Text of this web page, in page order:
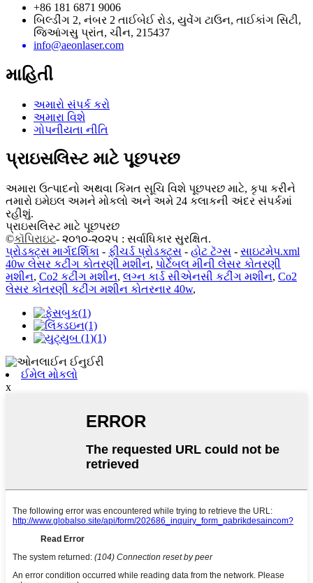
+86 181 6871 9006
બિલ્ડીંગ 2, નંબર 2 તાઈબેઈ રોડ, યુવેંગ ટાઉન, તાઈકાંગ સિટી,
જિઆંગસુ પ્રાંત, ચીન, 215437
info@aeonlaser.com
માહિતી
અમારો સંપર્ક કરો
અમારા વિશે
ગોપનીયતા નીતિ
પ્રાઇસલિસ્ટ માટે પૂછપરછ
અમારા ઉત્પાદનો અથવા કિંમત સૂચિ વિશે પૂછપરછ માટે, કૃપા કરીને
તમારો ઇમેઇલ અમને મોકલો અને અમે 24 કલાકની અંદર સંપર્કમાં
રહીશું.
પ્રાઇસલિસ્ટ માટે પૂછપરછ
©કૉપિરાઇટ- ૨૦૧૦-૨૦૨૫ : સર્વાધિકાર સુરક્ષિત.
પ્રોડક્ટ્સ માર્ગદર્શિકા - ફીચર્ડ પ્રોડક્ટ્સ - હોટ ટૅગ્સ - સાઇટમેપ.xml
40w લેસર કટીંગ કોતરણી મશીન, પોર્ટેબલ મીની લેસર કોતરણી
મશીન, Co2 કટીંગ મશીન, લગ્ન કાર્ડ સીએનસી કટીંગ મશીન, Co2
લેસર કોતરણી કટીંગ મશીન કોતરનાર 40w,
ઈમેલ મોકલો
x